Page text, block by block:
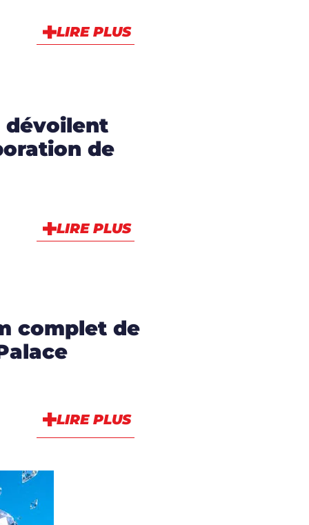
LIRE PLUS
dévoilent
de
LIRE PLUS
complet de
LIRE PLUS